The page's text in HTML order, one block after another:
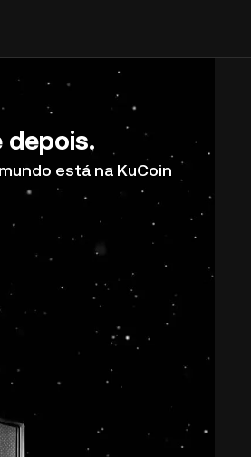
depois.
está na KuCoin